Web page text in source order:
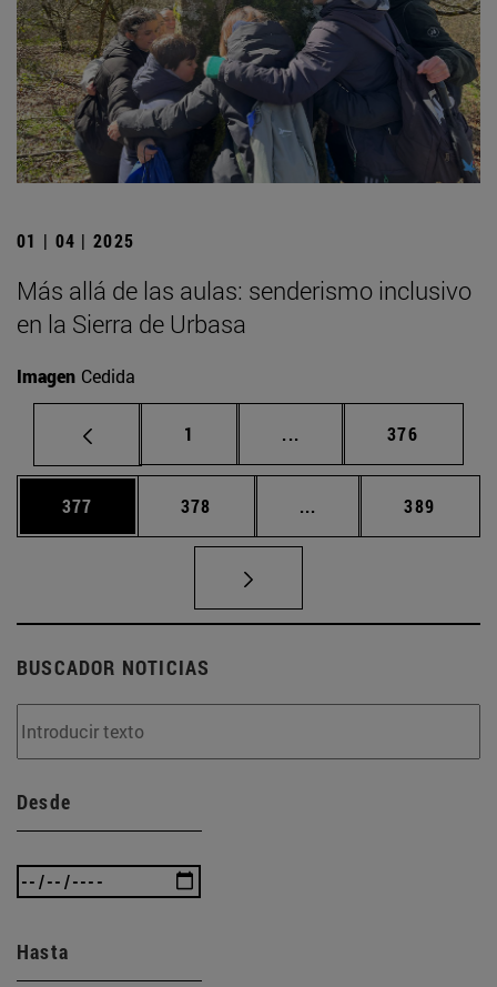
01 | 04 | 2025
Más allá de las aulas: senderismo inclusivo
en la Sierra de Urbasa
Imagen Cedida
Página
1 ... Páginas intermedias
Página
376
Página
377 Página
378 ... Páginas intermedias
Página
389
BUSCADOR NOTICIAS
Desde
Hasta